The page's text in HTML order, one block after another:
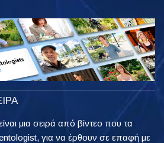
μια σειρά από βίντεο που τα
για να έρθουν σε επαφή με